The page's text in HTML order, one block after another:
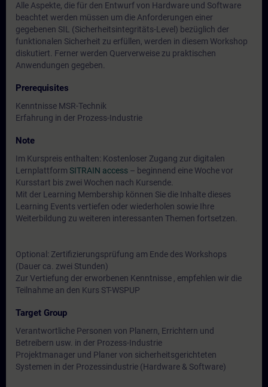
Alle Aspekte, die für den Entwurf von Hardware und Software
beachtet werden müssen um die Anforderungen einer
gegebenen SIL (Sicherheitsintegritäts-Level) bezüglich der
funktionalen Sicherheit zu erfüllen, werden in diesem Workshop
diskutiert. Ferner werden Querverweise zu praktischen
Anwendungen gegeben.
Prerequisites
Kenntnisse MSR-Technik
Erfahrung in der Prozess-Industrie
Note
Im Kurspreis enthalten: Kostenloser Zugang zur digitalen
Lernplattform SITRAIN access – beginnend eine Woche vor
Kursstart bis zwei Wochen nach Kursende.
Mit der Learning Membership können Sie die Inhalte dieses
Learning Events vertiefen oder wiederholen sowie Ihre
Weiterbildung zu weiteren interessanten Themen fortsetzen.
Optional: Zertifizierungsprüfung am Ende des Workshops
(Dauer ca. zwei Stunden)
Zur Vertiefung der erworbenen Kenntnisse , empfehlen wir die
Teilnahme an den Kurs ST-WSPUP
Target Group
Verantwortliche Personen von Planern, Errichtern und
Betreibern usw. in der Prozess-Industrie
Projektmanager und Planer von sicherheitsgerichteten
Systemen in der Prozessindustrie (Hardware & Software)